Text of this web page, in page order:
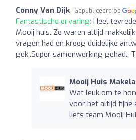
Conny Van Dijk Gepubliceerd op
Fantastische ervaring: Heel
Mooij huis. Ze waren altijd
vragen had en kreeg duidelijke
gek..Super samenwerking gehad..
Mooij Huis
Wat leuk om te
voor het altijd fijne
liefs team Mooij